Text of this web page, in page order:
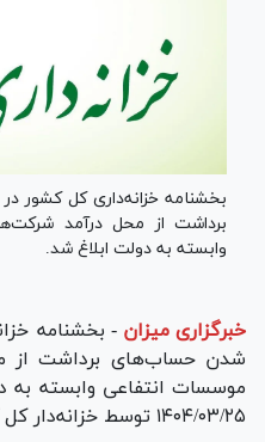
بخشنامه خزانه‌داری کل کشور
برداشت از محل درآمد
وابسته به دولت ابلاغ شد.
خبرگزاری میزان - بخشنامه
شدن حساب‌های برداشت از
۱۴۰۴/۰۳/۲۵ توسط خزانه‌دار کل کشور ابلاغ شد.